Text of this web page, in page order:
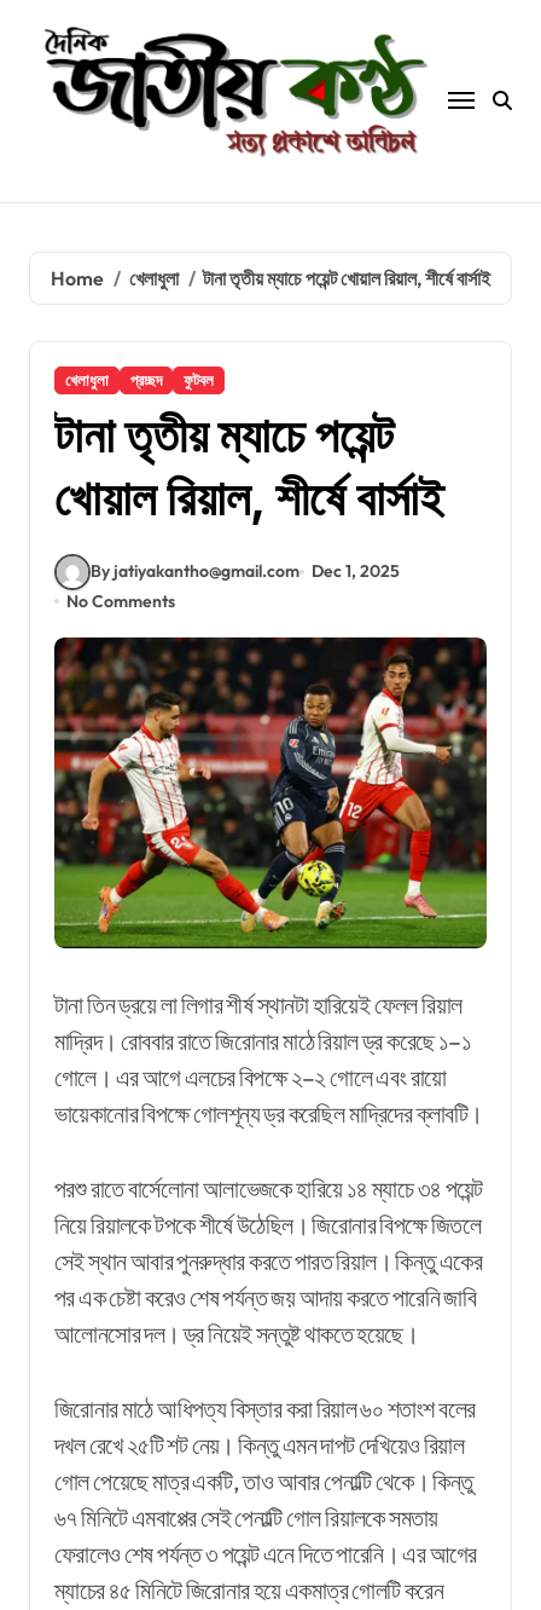
content
Home খেলাধুলা টানা তৃতীয় ম্যাচে পয়েন্ট খোয়াল রিয়াল, শীর্ষে বার্সাই
খেলাধুলা প্রচ্ছদ ফুটবল
টানা তৃতীয় ম্যাচে পয়েন্ট
খোয়াল রিয়াল, শীর্ষে বার্সাই
By jatiyakantho@gmail.com
Dec 1, 2025
No Comments
টানা তিন ড্রয়ে লা লিগার শীর্ষ স্থানটা হারিয়েই ফেলল রিয়াল
মাদ্রিদ। রোববার রাতে জিরোনার মাঠে রিয়াল ড্র করেছে ১–১
গোলে। এর আগে এলচের বিপক্ষে ২–২ গোলে এবং রায়ো
ভায়েকানোর বিপক্ষে গোলশূন্য ড্র করেছিল মাদ্রিদের ক্লাবটি।
পরশু রাতে বার্সেলোনা আলাভেজকে হারিয়ে ১৪ ম্যাচে ৩৪ পয়েন্ট
নিয়ে রিয়ালকে টপকে শীর্ষে উঠেছিল। জিরোনার বিপক্ষে জিতলে
সেই স্থান আবার পুনরুদ্ধার করতে পারত রিয়াল। কিন্তু একের
পর এক চেষ্টা করেও শেষ পর্যন্ত জয় আদায় করতে পারেনি জাবি
আলোনসোর দল। ড্র নিয়েই সন্তুষ্ট থাকতে হয়েছে।
জিরোনার মাঠে আধিপত্য বিস্তার করা রিয়াল ৬০ শতাংশ বলের
দখল রেখে ২৫টি শট নেয়। কিন্তু এমন দাপট দেখিয়েও রিয়াল
গোল পেয়েছে মাত্র একটি, তাও আবার পেনাল্টি থেকে। কিন্তু
৬৭ মিনিটে এমবাপ্পের সেই পেনাল্টি গোল রিয়ালকে সমতায়
ফেরালেও শেষ পর্যন্ত ৩ পয়েন্ট এনেদিতেপারেনি। এর আগের
ম্যাচের ৪৫ মিনিটে জিরোনার হয়ে একমাত্র গোলটি করেন